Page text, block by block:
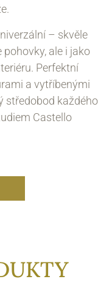
– skvěle
ale i jako
Perfektní
a vytříbenými
středobod každého
Castello